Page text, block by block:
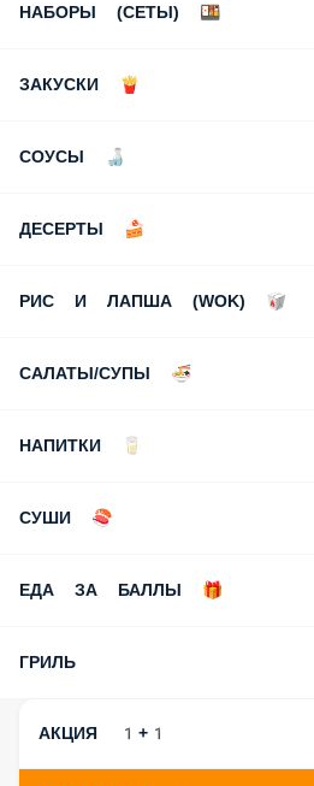
НАБОРЫ (СЕТЫ) 🍱
ЗАКУСКИ 🍟
СОУСЫ 🍶
ДЕСЕРТЫ 🍰
РИС И ЛАПША (WOK) 🥡
САЛАТЫ/СУПЫ 🍜
НАПИТКИ 🥛
СУШИ 🍣
ЕДА ЗА БАЛЛЫ 🎁
ГРИЛЬ
АКЦИЯ 1+1